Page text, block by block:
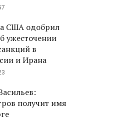
США одобрил
ужесточении
в
и Ирана
получит имя